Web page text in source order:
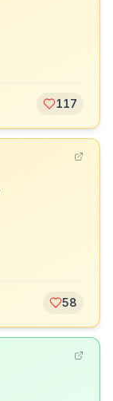
117
58